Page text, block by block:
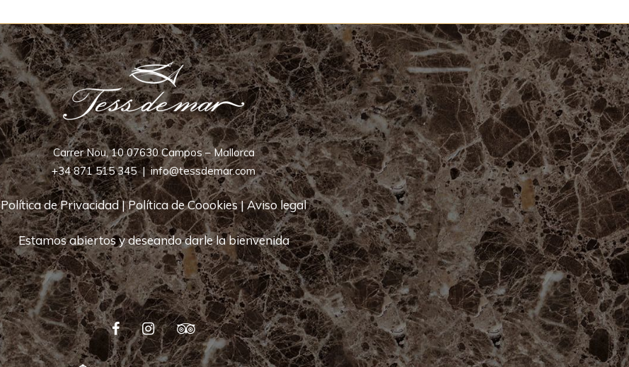
Carrer Nou, 10 07630 Campos – Mallorca
+34 871 515 345|info@tessdemar.com
Política de Privacidad|Política de Coookies|Aviso legal
Estamos abiertos y deseando darle la bienvenida